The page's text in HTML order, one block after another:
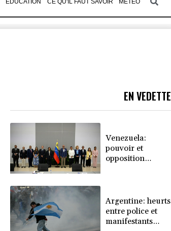
EN VEDETTE
Venezuela:
pouvoir et
opposition
transition
Argentine: heurts
entre police et
manifestants